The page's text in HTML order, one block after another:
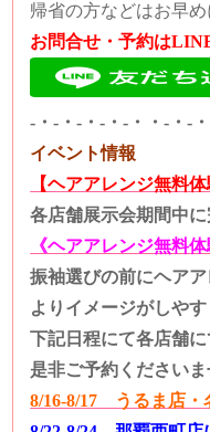
帰省の方などはお早
お問合せ・予約は
-・-・-・-・-・・-・-・
イベント情報
【ヘアアレンジ無料体
各店舗展示会期間中
《ヘアアレンジ無料体
振袖選びの前にヘア
よりイメージがしや
下記日程にて各店舗に
是非ご予約ください
8/16-8/17 うるま店・